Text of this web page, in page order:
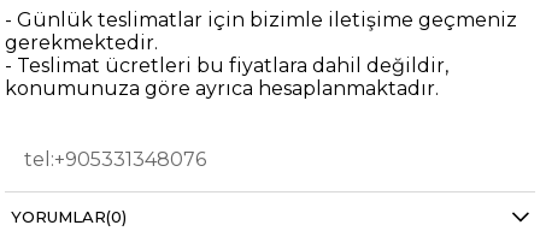
- Günlük teslimatlar için bizimle iletişime geçmeniz
gerekmektedir.
- Teslimat ücretleri bu fiyatlara dahil değildir,
konumunuza göre ayrıca hesaplanmaktadır.
tel:+905331348076
siyah balon, 5 adet beyaz balon, 5 adet
YORUMLAR(0)